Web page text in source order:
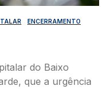
ENCERRAMENTO
do Baixo
que a urgência